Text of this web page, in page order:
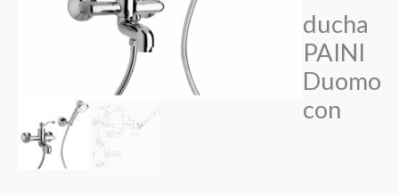
ducha
PAINI
Duomo
con
€160,50
hasta
€241,50